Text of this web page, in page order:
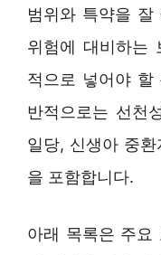
범위와 특약을 잘
위험에 대비하는
적으로 넣어야 할
반적으로는 선천
일당, 신생아 중
을 포함합니다.
아래 목록은 주요